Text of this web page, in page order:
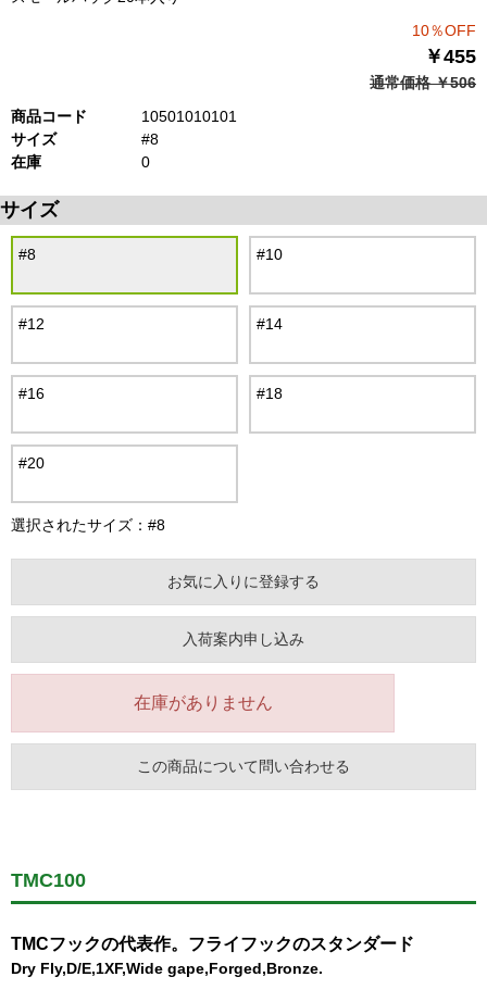
10％OFF
￥455
通常価格 ￥506
商品コード
10501010101
サイズ
#8
在庫
0
サイズ
#8 #10
#12 #14
#16 #18
#20
選択されたサイズ：#8
お気に入りに登録する
入荷案内申し込み
在庫がありません
この商品について問い合わせる
TMC100
TMCフックの代表作。フライフックのスタンダード
Dry Fly,D/E,1XF,Wide gape,Forged,Bronze.